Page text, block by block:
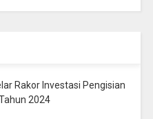
Rakor Investasi Pengisian
2024